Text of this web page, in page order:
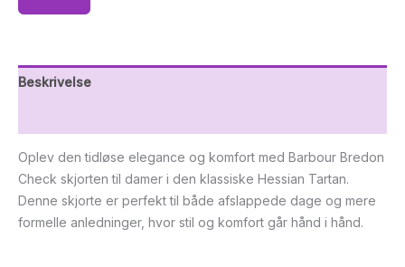
Beskrivelse
Oplev den tidløse elegance og komfort med Barbour Bredon
Check skjorten til damer i den klassiske Hessian Tartan.
Denne skjorte er perfekt til både afslappede dage og mere
formelle anledninger, hvor stil og komfort går hånd i hånd.